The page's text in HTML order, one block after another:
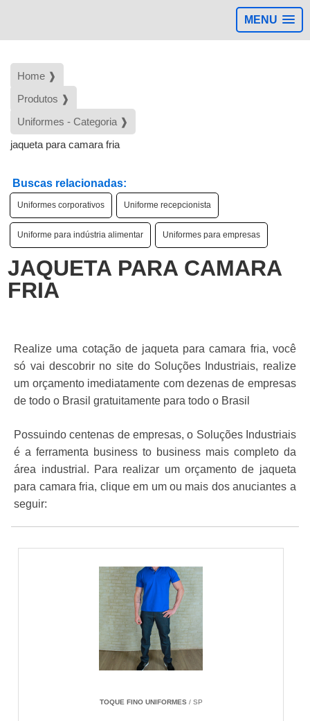
MENU
Home ❱
Produtos ❱
Uniformes - Categoria ❱
jaqueta para camara fria
Buscas relacionadas:
Uniformes corporativos Uniforme recepcionista
Uniforme para indústria alimentar Uniformes para empresas
JAQUETA PARA CAMARA
FRIA
Realize uma cotação de jaqueta para camara fria, você
só vai descobrir no site do Soluções Industriais, realize
um orçamento imediatamente com dezenas de empresas
de todo o Brasil gratuitamente para todo o Brasil
Possuindo centenas de empresas, o Soluções Industriais
é a ferramenta business to business mais completo da
área industrial. Para realizar um orçamento de jaqueta
para camara fria, clique em um ou mais dos anuciantes a
seguir:
TOQUE FINO UNIFORMES/ SP